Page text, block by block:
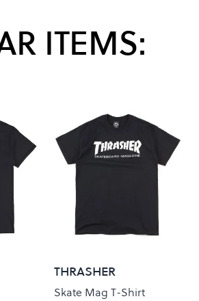
ITEMS:
THRASHER
Skate Mag T-Shirt